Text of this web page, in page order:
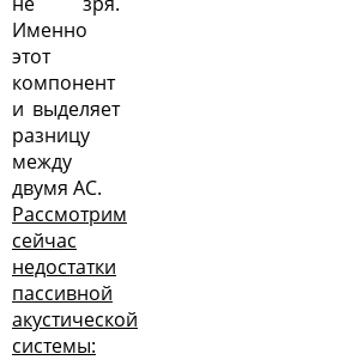
Именно
этот
компонент
и выделяет
разницу
между
двумя АС.
Рассмотрим
сейчас
недостатки
пассивной
акустической
системы: